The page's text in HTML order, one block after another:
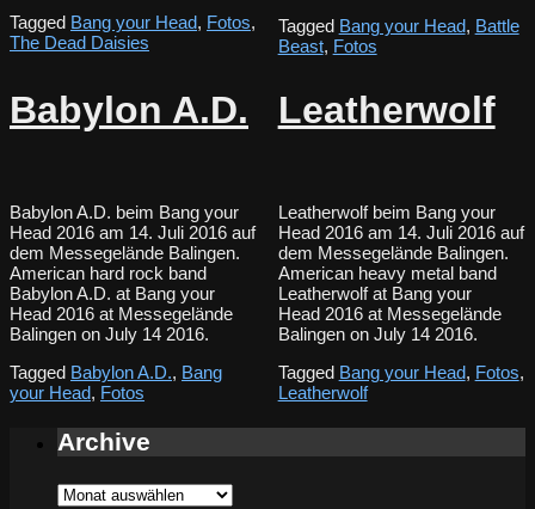
Tagged Bang your Head, Fotos,
The Dead Daisies
Tagged Bang your Head, Battle
Beast, Fotos
Babylon A.D.
Babylon A.D. beim Bang your
Head 2016 am 14. Juli 2016 auf
dem Messegelände Balingen.
American hard rock band
Babylon A.D. at Bang your
Head 2016 at Messegelände
Balingen on July 14 2016.
Tagged Babylon A.D., Bang
your Head, Fotos
Leatherwolf
Leatherwolf beim Bang your
Head 2016 am 14. Juli 2016 auf
dem Messegelände Balingen.
American heavy metal band
Leatherwolf at Bang your
Head 2016 at Messegelände
Balingen on July 14 2016.
Tagged Bang your Head, Fotos,
Leatherwolf
Archive
Archive